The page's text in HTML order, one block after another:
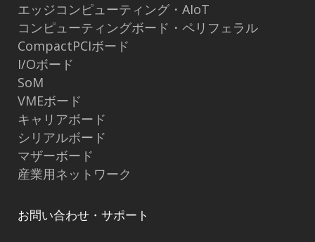
エッジコンピューティング・AIoT
コンピューティングボード・ペリフェラル
CompactPCIボード
I/Oボード
SoM
VMEボード
キャリアボード
シリアルボード
マザーボード
産業用ネットワーク
お問い合わせ・サポート